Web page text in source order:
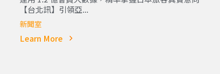
【台北訊】引領亞...
新聞室
Learn More